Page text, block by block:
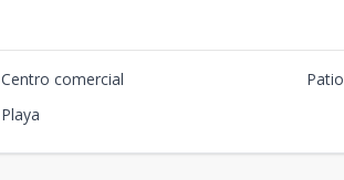
Centro comercial
Patio
Playa